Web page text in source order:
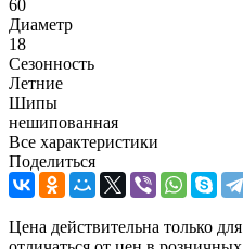
60
Диаметр
18
Сезонность
Летние
Шипы
нешипованная
Все характеристики
Поделиться
Цена действительна только